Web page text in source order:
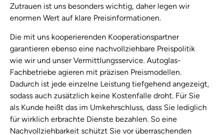
Zutrauen ist uns besonders wichtig, daher legen wir
enormen Wert auf klare Preisinformationen.
Die mit uns kooperierenden Kooperationspartner
garantieren ebenso eine nachvollziehbare Preispolitik
wie wir und unser Vermittlungsservice. Autoglas-
Fachbetriebe agieren mit präzisen Preismodellen.
Dadurch ist jede einzelne Leistung tiefgehend angezeigt,
sodass auch zusätzlich keine Kostenfalle droht. Für Sie
als Kunde heißt das im Umkehrschluss, dass Sie lediglich
für wirklich erbrachte Dienste bezahlen. So eine
Nachvollziehbarkeit schützt Sie vor überraschenden